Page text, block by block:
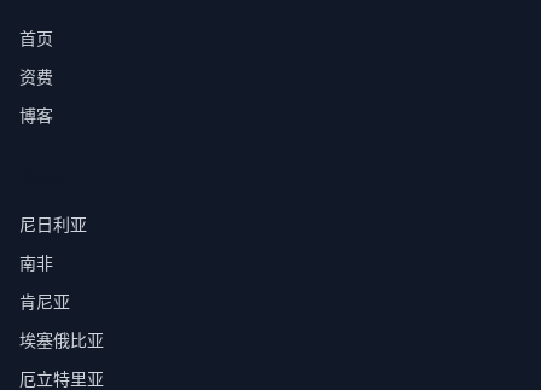
首页
资费
博客
尼日利亚
南非
肯尼亚
埃塞俄比亚
厄立特里亚